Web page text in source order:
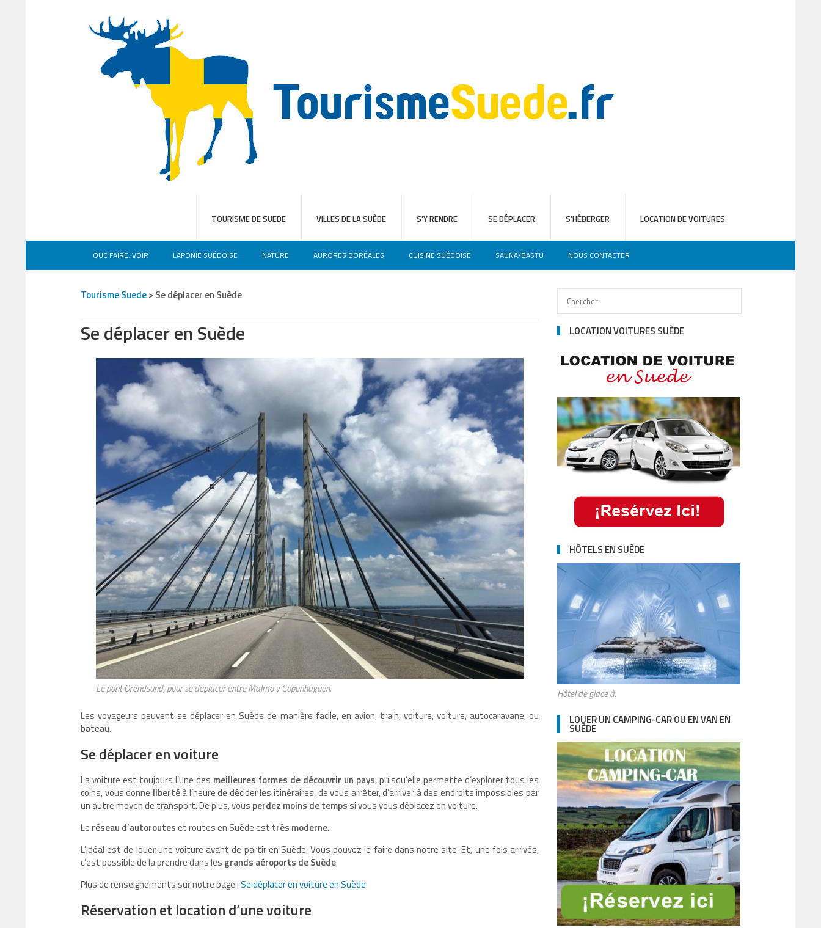
TOURISME DE SUEDE VILLES DE LA SUÈDE S’Y RENDRE SE DÉPLACER S’HÉBERGER LOCATION DE VOITURES
QUE FAIRE, VOIR LAPONIE SUÉDOISE NATURE AURORES BORÉALES CUISINE SUÉDOISE SAUNA/BASTU NOUS CONTACTER
Tourisme Suede> Se déplacer en Suède
Se déplacer en Suède
Le pont Orendsund, pour se déplacer entre Malmö y Copenhaguen.
Les voyageurs peuvent se déplacer en Suède de manière facile, en avion, train, voiture, voiture, autocaravane, ou
bateau.
Se déplacer en voiture
La voiture est toujours l’une des meilleures formes de découvrir un pays, puisqu’elle permette d’explorer tous les
coins, vous donne libertéà l’heure de décider les itinéraires, de vous arrêter, d’arriver à des endroits impossibles par
un autre moyen de transport. De plus, vous perdez moins de temps si vous vous déplacez en voiture.
Le réseau d’autorouteset routes en Suède est très moderne.
L’idéal est de louer une voiture avant de partir en Suède. Vous pouvez le faire dans notre site. Et, une fois arrivés,
c’est possible de la prendre dans les grands aéroports de Suède.
Plus de renseignements sur notre page :Se déplacer en voiture en Suède
Réservation et location d’une voiture
LOCATION VOITURES SUÈDE
HÔTELS EN SUÈDE
Hôtel de glace à.
LOUER UN CAMPING-CAR OU EN VAN EN
SUÈDE